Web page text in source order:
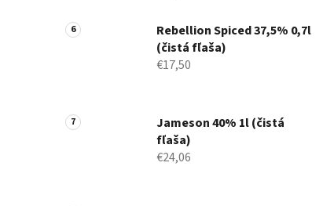
Rebellion Spiced 37,5% 0,7l
(čistá fľaša)
€17,50
Jameson 40% 1l (čistá
fľaša)
€24,06